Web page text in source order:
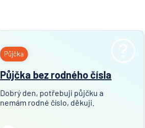
Půjčka
Půjčka bez rodného čísla
Dobrý den, potřebuji půjčku a
nemám rodné číslo, děkuji.